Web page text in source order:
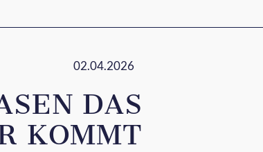
02.04.2026
DAS
KOMMT